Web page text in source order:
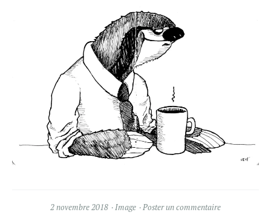
2 novembre 2018 Image Poster un commentaire